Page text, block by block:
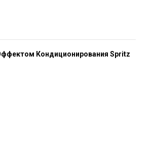
Кондиционирования Spritz